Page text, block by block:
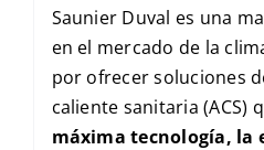
Saunier Duval es una
en el mercado de la
por ofrecer soluciones
caliente sanitaria (ACS)
máxima tecnología, la